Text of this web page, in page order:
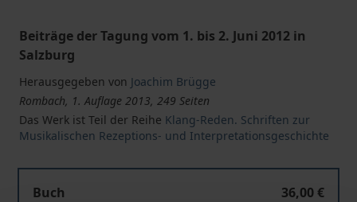
Beiträge der Tagung vom 1. bis 2. Juni 2012 in
Salzburg
Herausgegeben von Joachim Brügge
Rombach, 1. Auflage 2013, 249 Seiten
Das Werk ist Teil der Reihe Klang-Reden. Schriften zur
Musikalischen Rezeptions- und Interpretationsgeschichte
Buch
36,00 €